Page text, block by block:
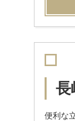
長
便利な